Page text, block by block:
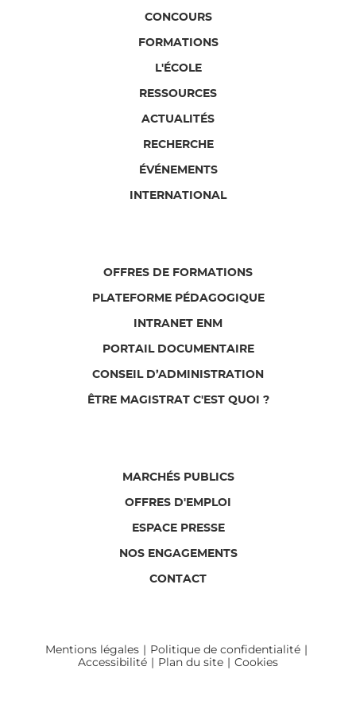
CONCOURS
FORMATIONS
L'ÉCOLE
RESSOURCES
ACTUALITÉS
RECHERCHE
ÉVÉNEMENTS
INTERNATIONAL
OFFRES DE FORMATIONS
PLATEFORME PÉDAGOGIQUE
INTRANET ENM
PORTAIL DOCUMENTAIRE
CONSEIL D’ADMINISTRATION
ÊTRE MAGISTRAT C'EST QUOI ?
MARCHÉS PUBLICS
OFFRES D'EMPLOI
ESPACE PRESSE
NOS ENGAGEMENTS
CONTACT
Mentions légales
Politique de confidentialité
Accessibilité
Plan du site Cookies